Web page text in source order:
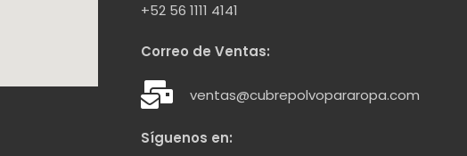
+52 56 1111 4141
Correo de Ventas:
ventas@cubrepolvopararopa.com
Síguenos en: